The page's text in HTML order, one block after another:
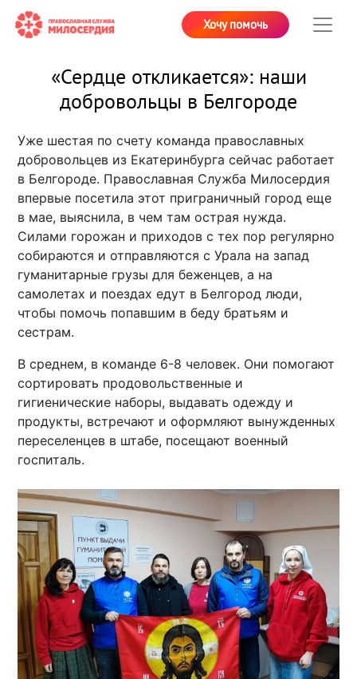
Хочу помочь
«Сердце откликается»: наши
добровольцы в Белгороде
Уже шестая по счету команда православных
добровольцев из Екатеринбурга сейчас работает
в Белгороде. Православная Служба Милосердия
впервые посетила этот приграничный город еще
в мае, выяснила, в чем там острая нужда.
Силами горожан и приходов с тех пор регулярно
собираются и отправляются с Урала на запад
гуманитарные грузы для беженцев, а на
самолетах и поездах едут в Белгород люди,
чтобы помочь попавшим в беду братьям и
сестрам.
В среднем, в команде 6-8 человек. Они помогают
сортировать продовольственные и
гигиенические наборы, выдавать одежду и
продукты, встречают и оформляют вынужденных
переселенцев в штабе, посещают военный
госпиталь.